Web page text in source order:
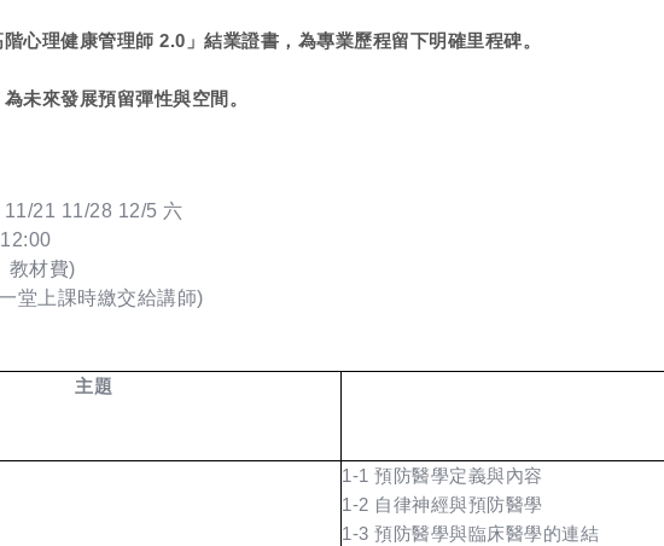
心理健康管理師 2.0」結業證書，為專業歷程留下明確里程碑。
未來發展預留彈性與空間。
21 11/28 12/5 六
教材費)
堂上課時繳交給講師)
主題
1-1 預防醫學定義與內容
1-2 自律神經與預防醫學
1-3 預防醫學與臨床醫學的連結